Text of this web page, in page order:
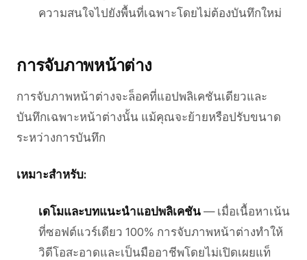
ความสนใจไปยังพื้นที่เฉพาะโดยไม่ต้องบันทึกใหม่
การจับภาพหน้าต่าง
การจับภาพหน้าต่างจะล็อคที่แอปพลิเคชันเดียวและ
บันทึกเฉพาะหน้าต่างนั้น แม้คุณจะย้ายหรือปรับขนาด
ระหว่างการบันทึก
เหมาะสำหรับ:
เดโมและบทแนะนำแอปพลิเคชัน — เมื่อเนื้อหาเน้น
ที่ซอฟต์แวร์เดียว 100% การจับภาพหน้าต่างทำให้
วิดีโอสะอาดและเป็นมืออาชีพโดยไม่เปิดเผยแท็